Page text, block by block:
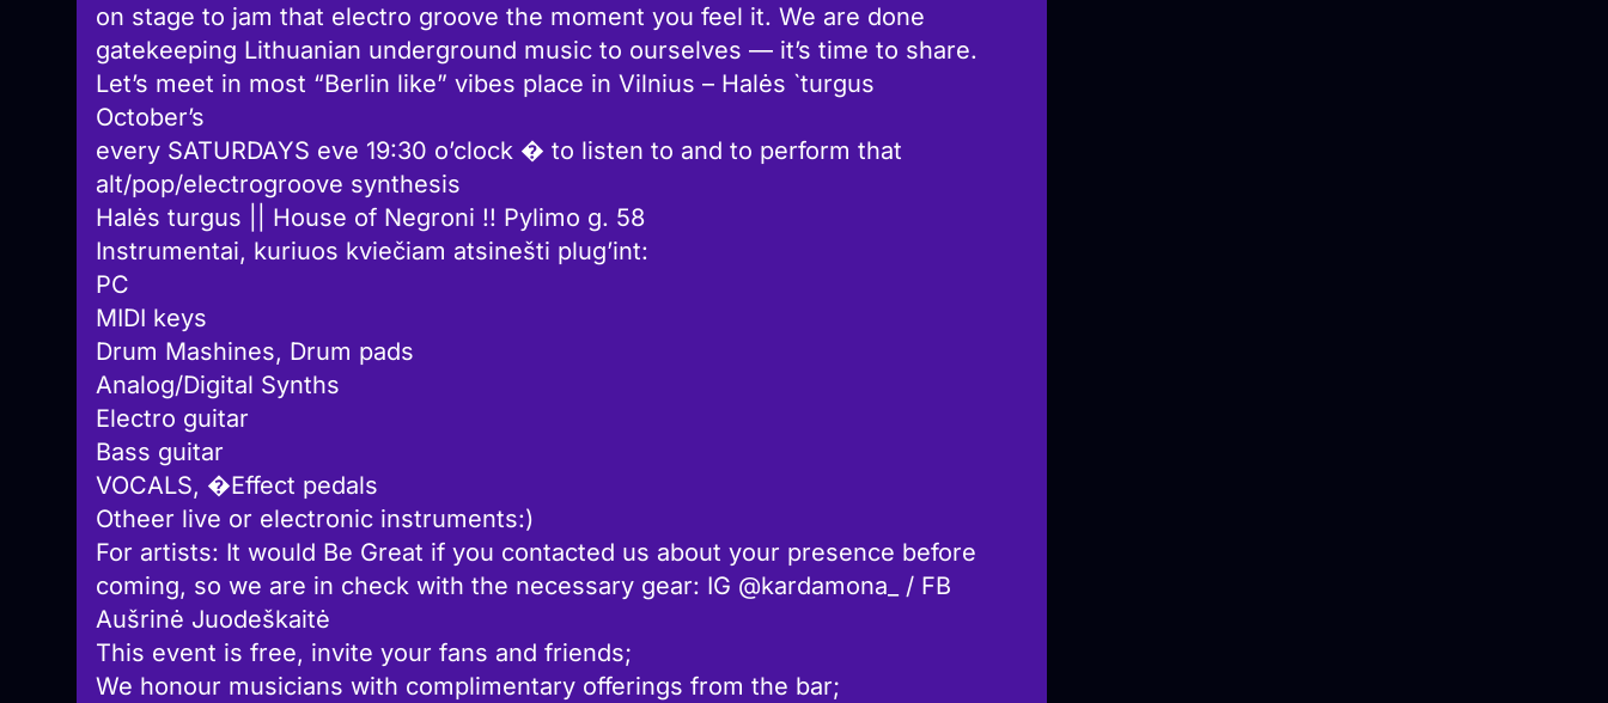
on stage to jam that electro groove the moment you feel it. We are done
gatekeeping Lithuanian underground music to ourselves — it’s time to share.
Let’s meet in most “Berlin like” vibes place in Vilnius – Halės `turgus
October’s
every SATURDAYS eve 19:30 o’clock � to listen to and to perform that
alt/pop/electrogroove synthesis
Halės turgus || House of Negroni !! Pylimo g. 58
Instrumentai, kuriuos kviečiam atsinešti plug’int:
PC
MIDI keys
Drum Mashines, Drum pads
Analog/Digital Synths
Electro guitar
Bass guitar
VOCALS, �Effect pedals
Otheer live or electronic instruments:)
For artists: It would Be Great if you contacted us about your presence before
coming, so we are in check with the necessary gear: IG @kardamona_ / FB
Aušrinė Juodeškaitė
This event is free, invite your fans and friends;
We honour musicians with complimentary offerings from the bar;